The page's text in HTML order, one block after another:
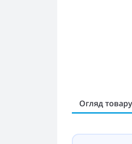
Огляд товару